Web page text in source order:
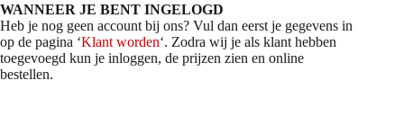
WANNEER JE BENT INGELOGD
Heb je nog geen account bij ons? Vul dan eerst je gegevens in
op de pagina ‘Klant worden‘. Zodra wij je als klant hebben
toegevoegd kun je inloggen, de prijzen zien en online
bestellen.